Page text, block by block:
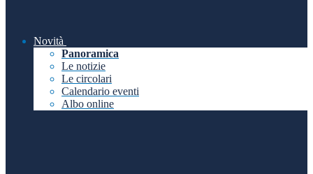
Novità
Panoramica
Le notizie
Le circolari
Calendario eventi
Albo online